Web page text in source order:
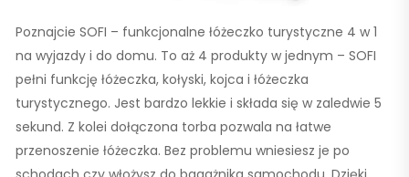
Poznajcie SOFI – funkcjonalne łóżeczko turystyczne 4 w 1
na wyjazdy i do domu. To aż 4 produkty w jednym – SOFI
pełni funkcję łóżeczka, kołyski, kojca i łóżeczka
turystycznego. Jest bardzo lekkie i składa się w zaledwie 5
sekund. Z kolei dołączona torba pozwala na łatwe
przenoszenie łóżeczka. Bez problemu wniesiesz je po